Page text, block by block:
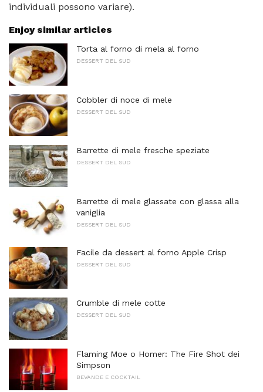
individuali possono variare).
Enjoy similar articles
Torta al forno di mela al forno
DESSERT DEL SUD
Cobbler di noce di mele
DESSERT DEL SUD
Barrette di mele fresche speziate
DESSERT DEL SUD
Barrette di mele glassate con glassa alla
vaniglia
DESSERT DEL SUD
Facile da dessert al forno Apple Crisp
DESSERT DEL SUD
Crumble di mele cotte
DESSERT DEL SUD
Flaming Moe o Homer: The Fire Shot dei
Simpson
BEVANDE E COCKTAIL